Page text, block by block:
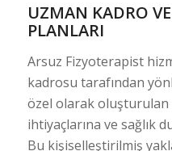
UZMAN KADRO
PLANLARI
Arsuz Fizyoterapist
kadrosu tarafından
özel olarak oluşturulan
ihtiyaçlarına ve sağlık
Bu kişiselleştirilmiş